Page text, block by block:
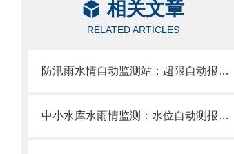
相关文章
RELATED ARTICLES
防汛雨水情自动监测站：超限自动报警，为防汛调度争取黄金响应时间。
中小水库水雨情监测：水位自动测报系统如何实现“测得到、报得出”